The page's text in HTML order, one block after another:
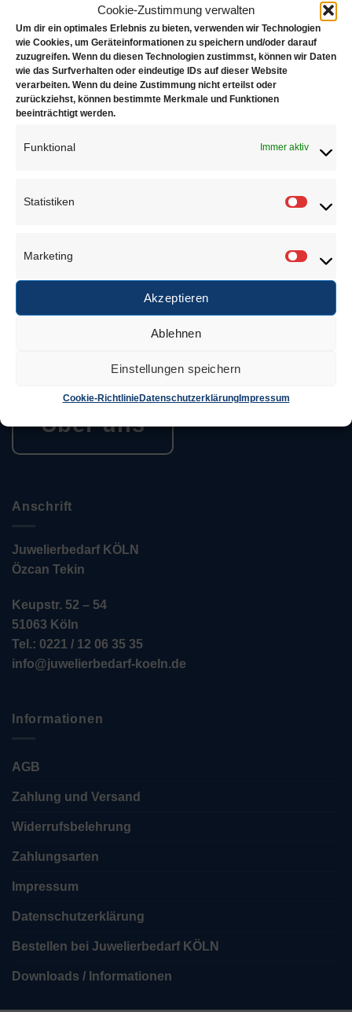
Cookie-Zustimmung verwalten
Um dir ein optimales Erlebnis zu bieten, verwenden wir Technologien
wie Cookies, um Geräteinformationen zu speichern und/oder darauf
zuzugreifen. Wenn du diesen Technologien zustimmst, können wir Daten
wie das Surfverhalten oder eindeutige IDs auf dieser Website
verarbeiten. Wenn du deine Zustimmung nicht erteilst oder
zurückziehst, können bestimmte Merkmale und Funktionen
beeinträchtigt werden.
Funktional Immer aktiv
Statistiken
Marketing
Akzeptieren
Ablehnen
Einstellungen speichern
Cookie-RichtlinieDatenschutzerklärungImpressum
Uhren +
Armreifen 7040
€5,35
Zur Wunschliste
Kissen 4er Pack
Zur Wunschliste
Juwelierbedarf KÖLN
Juwelierbedarf KÖLN und seine operativen Einheiten
in Deutschland sind in ein weltweites Netzwerk von
Unternehmen eingebunden, die sich alle demselben
den Bedürfnissen des Kunden.
Über uns
Anschrift
Juwelierbedarf KÖLN
Özcan Tekin
Keupstr. 52 – 54
51063 Köln
Tel.: 0221 / 12 06 35 35
info@juwelierbedarf-koeln.de
Informationen
AGB
Zahlung und Versand
Widerrufsbelehrung
Zahlungsarten
Impressum
Datenschutzerklärung
Bestellen bei Juwelierbedarf KÖLN
Downloads / Informationen